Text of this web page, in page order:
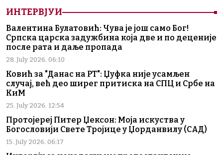
ИНТЕРВЈУИ
Валентина Булатовић: Чува је још само Бог!
Српска царска задужбина која две и по деценије
после рата и даље пропада
28. July 2026. 06:10
Ковић за "Данас на РТ": Џуфка није усамљен
случај, већ део ширег притиска на СПЦ и Србе на
КиМ
25. July 2026. 12:54
Протојереј Питер Џексон: Моја искуства у
Богословији Свете Тројице у Џорданвилу (САД)
15. July 2026. 06:17